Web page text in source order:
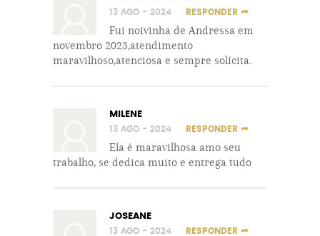
13 AGO - 2024 RESPONDER
Fui noivinha de Andressa em
novembro 2023,atendimento
maravilhoso,atenciosa e sempre solícita.
MILENE
13 AGO - 2024 RESPONDER
Ela é maravilhosa amo seu
trabalho, se dedica muito e entrega tudo
JOSEANE
13 AGO - 2024 RESPONDER